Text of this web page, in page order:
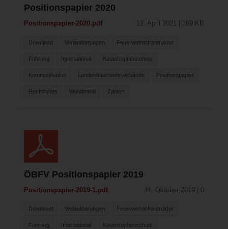
Positionspapier 2020
12. April 2021 | 169 KB
Positionspapier-2020.pdf
Download Verlautbarungen Feuerwehrinfrastruktur
Führung International Katastrophenschutz
Kommunikation Landesfeuerwehrverbände Positionspapier
Rechtliches Waldbrand Zahlen
ÖBFV Positionspapier 2019
11. Oktober 2019 | 0
Positionspapier-2019-1.pdf
Download Verlautbarungen Feuerwehrinfrastruktur
Führung International Katastrophenschutz